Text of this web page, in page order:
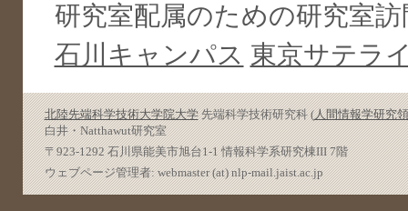
研究室配属のための研究室訪
石川キャンパス 東京サテラ
北陸先端科学技術大学院大学先端科学技術研究科 (人間情報学研究
白井・Natthawut研究室
〒923-1292 石川県能美市旭台1-1 情報科学系研究棟III 7階
ウェブページ管理者: webmaster (at) nlp-mail.jaist.ac.jp